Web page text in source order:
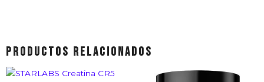
Productos relacionados